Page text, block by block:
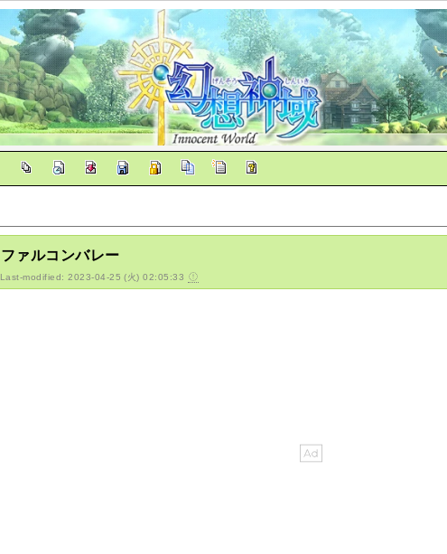
ファルコンバレー
Last-modified: 2023-04-25 (火) 02:05:33